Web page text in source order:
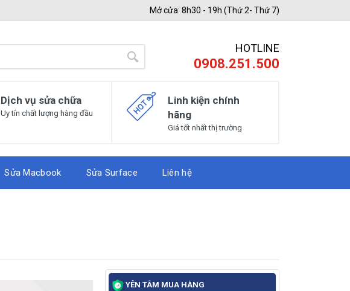
Mở cửa: 8h30 - 19h (Thứ 2- Thứ 7)
HOTLINE
0908.251.500
Dịch vụ sửa chữa
Uy tín chất lượng hàng đầu
Linh kiện chính
hãng
Giá tốt nhất thị trường
Sửa Macbook Sửa Surface Liên hệ
YÊN TÂM MUA HÀNG